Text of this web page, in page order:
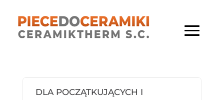
DLA POCZĄTKUJĄCYCH I